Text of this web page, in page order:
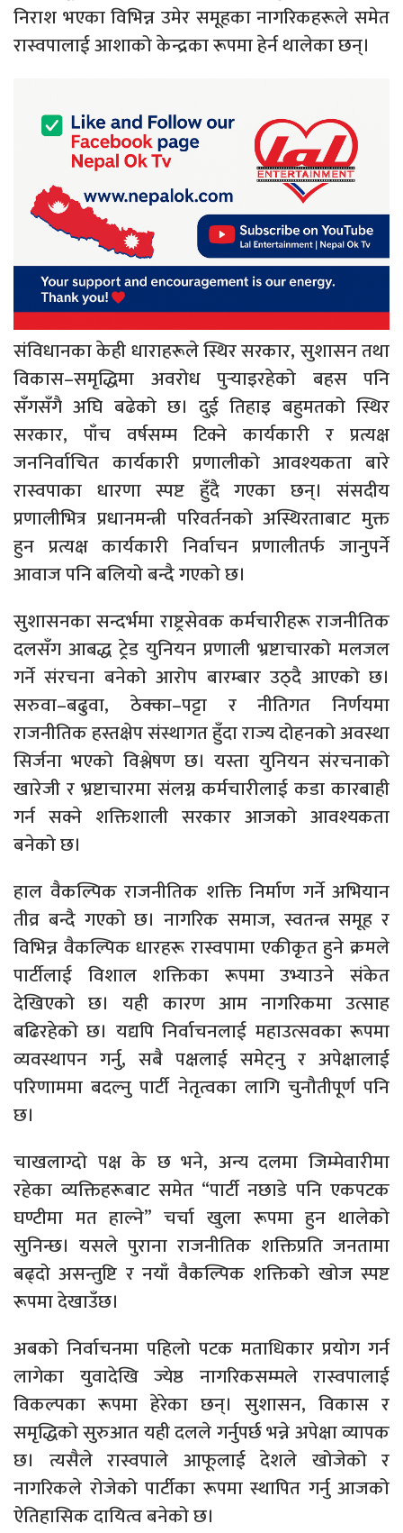
निराश भएका विभिन्न उमेर समूहका नागरिकहरूले समेत
रास्वपालाई आशाको केन्द्रका रूपमा हेर्न थालेका छन्।
संविधानका केही धाराहरूले स्थिर सरकार, सुशासन तथा
विकास–समृद्धिमा अवरोध पुर्‍याइरहेको बहस पनि
सँगसँगै अघि बढेको छ। दुई तिहाइ बहुमतको स्थिर
सरकार, पाँच वर्षसम्म टिक्ने कार्यकारी र प्रत्यक्ष
जननिर्वाचित कार्यकारी प्रणालीको आवश्यकता बारे
रास्वपाका धारणा स्पष्ट हुँदै गएका छन्। संसदीय
प्रणालीभित्र प्रधानमन्त्री परिवर्तनको अस्थिरताबाट मुक्त
हुन प्रत्यक्ष कार्यकारी निर्वाचन प्रणालीतर्फ जानुपर्ने
आवाज पनि बलियो बन्दै गएको छ।
सुशासनका सन्दर्भमा राष्ट्रसेवक कर्मचारीहरू राजनीतिक
दलसँग आबद्ध ट्रेड युनियन प्रणाली भ्रष्टाचारको मलजल
गर्ने संरचना बनेको आरोप बारम्बार उठ्दै आएको छ।
सरुवा–बढुवा, ठेक्का–पट्टा र नीतिगत निर्णयमा
राजनीतिक हस्तक्षेप संस्थागत हुँदा राज्य दोहनको अवस्था
सिर्जना भएको विश्लेषण छ। यस्ता युनियन संरचनाको
खारेजी र भ्रष्टाचारमा संलग्न कर्मचारीलाई कडा कारबाही
गर्न सक्ने शक्तिशाली सरकार आजको आवश्यकता
बनेको छ।
हाल वैकल्पिक राजनीतिक शक्ति निर्माण गर्ने अभियान
तीव्र बन्दै गएको छ। नागरिक समाज, स्वतन्त्र समूह र
विभिन्न वैकल्पिक धारहरू रास्वपामा एकीकृत हुने क्रमले
पार्टीलाई विशाल शक्तिका रूपमा उभ्याउने संकेत
देखिएको छ। यही कारण आम नागरिकमा उत्साह
बढिरहेको छ। यद्यपि निर्वाचनलाई महाउत्सवका रूपमा
व्यवस्थापन गर्नु, सबै पक्षलाई समेट्नु र अपेक्षालाई
परिणाममा बदल्नु पार्टी नेतृत्वका लागि चुनौतीपूर्ण पनि
छ।
चाखलाग्दो पक्ष के छ भने, अन्य दलमा जिम्मेवारीमा
रहेका व्यक्तिहरूबाट समेत “पार्टी नछाडे पनि एकपटक
घण्टीमा मत हाल्ने” चर्चा खुला रूपमा हुन थालेको
सुनिन्छ। यसले पुराना राजनीतिक शक्तिप्रति जनतामा
बढ्दो असन्तुष्टि र नयाँ वैकल्पिक शक्तिको खोज स्पष्ट
रूपमा देखाउँछ।
अबको निर्वाचनमा पहिलो पटक मताधिकार प्रयोग गर्न
लागेका युवादेखि ज्येष्ठ नागरिकसम्मले रास्वपालाई
विकल्पका रूपमा हेरेका छन्। सुशासन, विकास र
समृद्धिको सुरुआत यही दलले गर्नुपर्छ भन्ने अपेक्षा व्यापक
छ। त्यसैले रास्वपाले आफूलाई देशले खोजेको र
नागरिकले रोजेको पार्टीका रूपमा स्थापित गर्नु आजको
ऐतिहासिक दायित्व बनेको छ।